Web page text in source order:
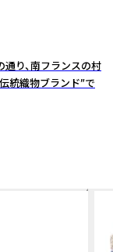
通り、南フランスの村
統織物ブランド”で